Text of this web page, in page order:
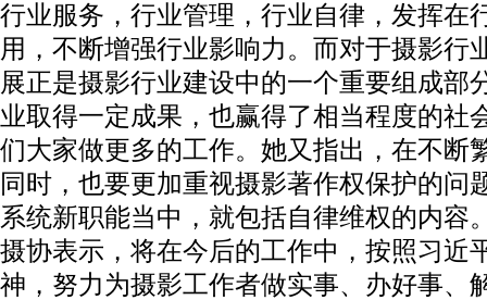
行业服务，行业管理，行业自律，发挥在
用，不断增强行业影响力。而对于摄影行
展正是摄影行业建设中的一个重要组成部
业取得一定成果，也赢得了相当程度的社
们大家做更多的工作。她又指出，在不断
同时，也要更加重视摄影著作权保护的问
系统新职能当中，就包括自律维权的内容
摄协表示，将在今后的工作中，按照习近
神，努力为摄影工作者做实事、办好事、